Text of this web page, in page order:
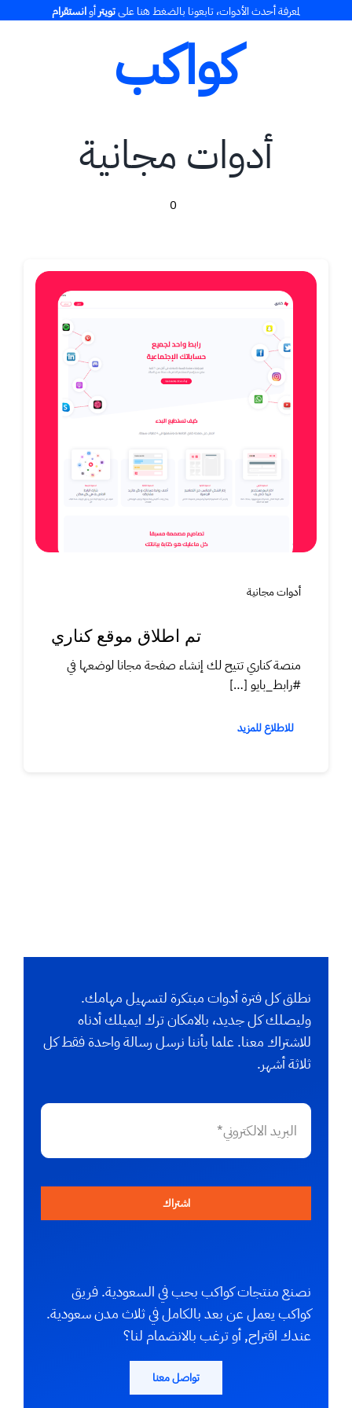
لمعرفة أحدث الأدوات، تابعونا بالضغط هنا علىتويترأوانستقرام
كواكب
أدوات مجانية
0
أدوات مجانية
تم اطلاق موقع كناري
منصة كناري تتيح لك إنشاء صفحة مجانا لوضعها في
#رابط_بايو […]
للاطلاع للمزيد
نطلق كل فترة أدوات مبتكرة لتسهيل مهامك.
وليصلك كل جديد، بالامكان ترك ايميلك أدناه
للاشتراك معنا. علما بأننا نرسل رسالة واحدة فقط كل
ثلاثة أشهر.
اشتراك
نصنع منتجات كواكب بحب في السعودية. فريق
كواكب يعمل عن بعد بالكامل في ثلاث مدن سعودية.
عندك اقتراح, أو ترغب بالانضمام لنا؟
تواصل معنا